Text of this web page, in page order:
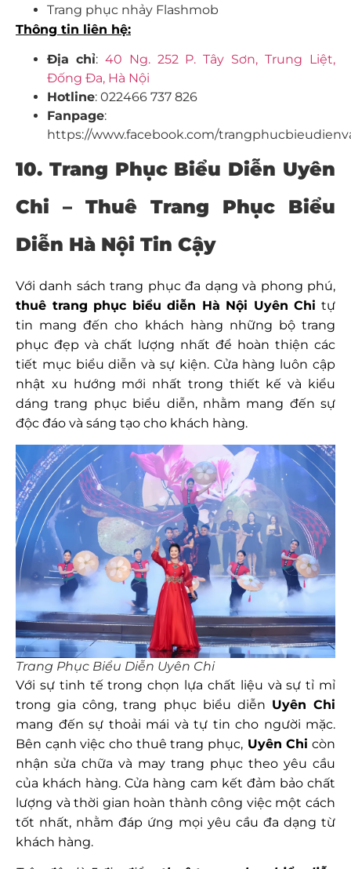
Trang phục nhảy Flashmob
Thông tin liên hệ:
Địa chỉ: 40 Ng. 252 P. Tây Sơn, Trung Liệt,
Đống Đa, Hà Nội
Hotline: 022466 737 826
Fanpage:
https://www.facebook.com/
10. Trang Phục Biểu Diễn Uyên
Chi – Thuê Trang Phục Biểu
Diễn Hà Nội Tin Cậy
Với danh sách trang phục đa dạng và phong phú,
thuê trang phục biểu diễn Hà Nội Uyên Chi tự
tin mang đến cho khách hàng những bộ trang
phục đẹp và chất lượng nhất để hoàn thiện các
tiết mục biểu diễn và sự kiện. Cửa hàng luôn cập
nhật xu hướng mới nhất trong thiết kế và kiểu
dáng trang phục biểu diễn, nhằm mang đến sự
độc đáo và sáng tạo cho khách hàng.
Trang Phục Biểu Diễn Uyên Chi
Với sự tinh tế trong chọn lựa chất liệu và sự tỉ mỉ
trong gia công, trang phục biểu diễn Uyên Chi
mang đến sự thoải mái và tự tin cho người mặc.
Bên cạnh việc cho thuê trang phục, Uyên Chi còn
nhận sửa chữa và may trang phục theo yêu cầu
của khách hàng. Cửa hàng cam kết đảm bảo chất
lượng và thời gian hoàn thành công việc một cách
tốt nhất, nhằm đáp ứng mọi yêu cầu đa dạng từ
khách hàng.